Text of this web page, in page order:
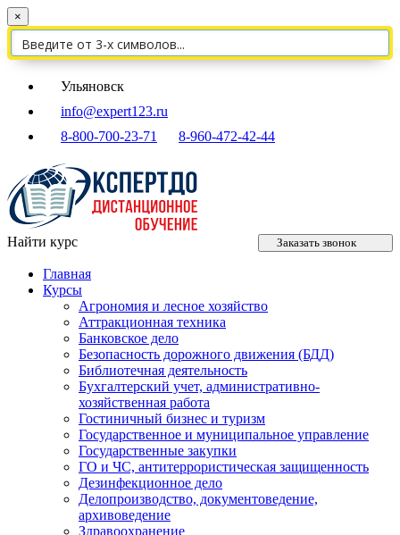
×
Ульяновск
info@expert123.ru
8-800-700-23-71
8-960-472-42-44
Найти курс Заказать звонок
Главная
Курсы
Агрономия и лесное хозяйство
Аттракционная техника
Банковское дело
Безопасность дорожного движения (БДД)
Библиотечная деятельность
Бухгалтерский учет, административно-
хозяйственная работа
Гостиничный бизнес и туризм
Государственное и муниципальное управление
Государственные закупки
ГО и ЧС, антитеррористическая защищенность
Дезинфекционное дело
Делопроизводство, документоведение,
архивоведение
Здравоохранение